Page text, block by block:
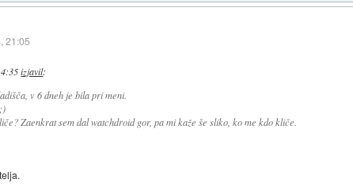
21:05
izjavil:
v 6 dneh je bila pri meni.
Zaenkrat sem dal watchdroid gor, pa mi kaže še sliko, ko me kdo kliče.